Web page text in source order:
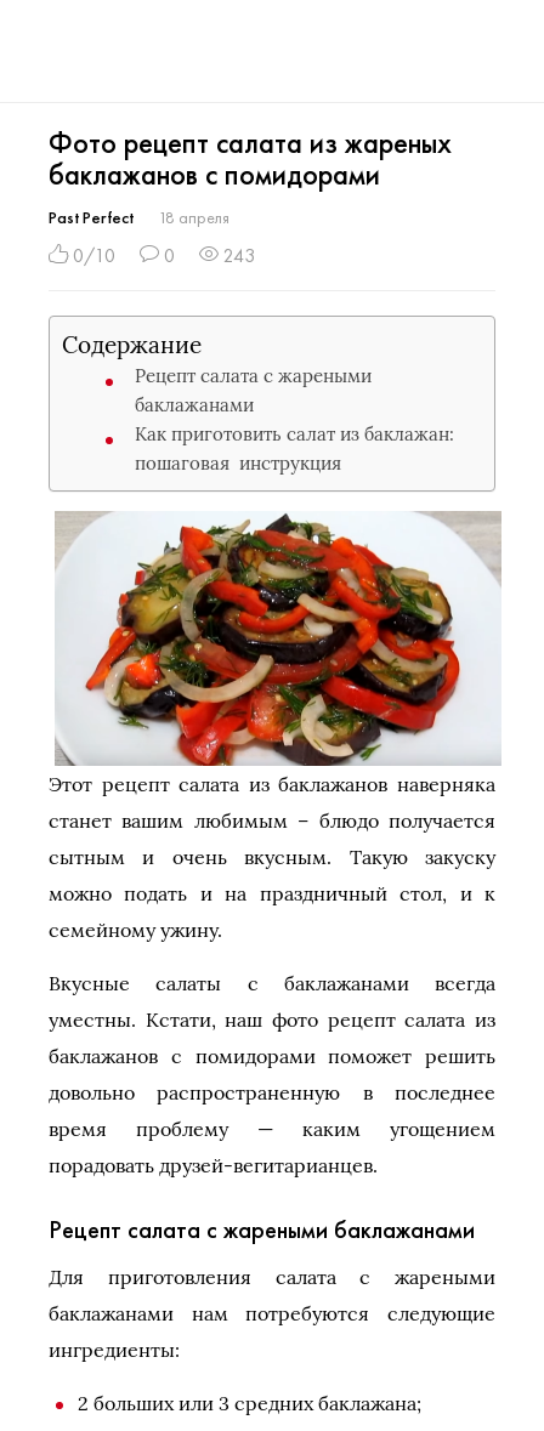
Фото рецепт салата из жареных
баклажанов с помидорами
Past Perfect 18 апреля
0/10 0 243
Содержание
Рецепт салата с жареными
баклажанами
Как приготовить салат из баклажан:
пошаговая инструкция
Этот рецепт салата из баклажанов наверняка
станет вашим любимым – блюдо получается
сытным и очень вкусным. Такую закуску
можно подать и на праздничный стол, и к
семейному ужину.
Вкусные салаты с баклажанами всегда
уместны. Кстати, наш фото рецепт салата из
баклажанов с помидорами поможет решить
довольно распространенную в последнее
время проблему — каким угощением
порадовать друзей-вегитарианцев.
Рецепт салата с жареными баклажанами
Для приготовления салата с жареными
баклажанами нам потребуются следующие
ингредиенты:
2 больших или 3 средних баклажана;